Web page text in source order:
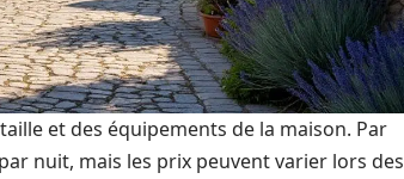
et des équipements de la maison. Par
nuit, mais les prix peuvent varier lors des